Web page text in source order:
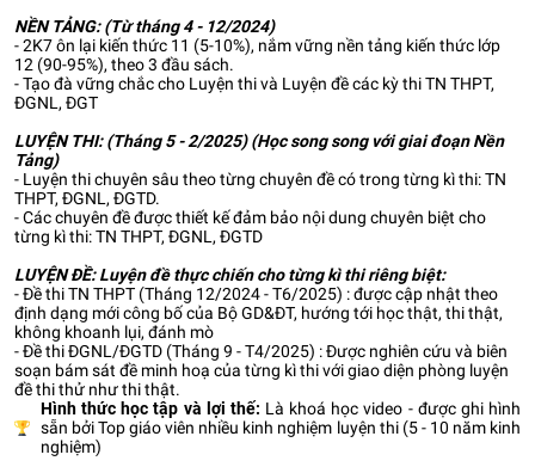
NỀN TẢNG: (Từ tháng 4 - 12/2024)
- 2K7 ôn lại kiến thức 11 (5-10%), nắm vững nền tảng kiến thức lớp
12 (90-95%), theo 3 đầu sách.
- Tạo đà vững chắc cho Luyện thi và Luyện đề các kỳ thi TN THPT,
ĐGNL, ĐGT
LUYỆN THI: (Tháng 5 - 2/2025) (Học song song với giai đoạn Nền
Tảng)
- Luyện thi chuyên sâu theo từng chuyên đề có trong từng kì thi: TN
THPT, ĐGNL, ĐGTD.
- Các chuyên đề được thiết kế đảm bảo nội dung chuyên biệt cho
từng kì thi: TN THPT, ĐGNL, ĐGTD
LUYỆN ĐỀ:Luyện đề thực chiến cho từng kì thi riêng biệt:
- Đề thi TN THPT (Tháng 12/2024 - T6/2025) : được cập nhật theo
định dạng mới công bố của Bộ GD&ĐT, hướng tới học thật, thi thật,
không khoanh lụi, đánh mò
- Đề thi ĐGNL/ĐGTD (Tháng 9 - T4/2025) : Được nghiên cứu và biên
soạn bám sát đề minh hoạ của từng kì thi với giao diện phòng luyện
đề thi thử như thi thật.
Hình thức học tập và lợi thế: Là khoá học video - được ghi hình
sẵn bởi Top giáo viên nhiều kinh nghiệm luyện thi (5 - 10 năm kinh
nghiệm)